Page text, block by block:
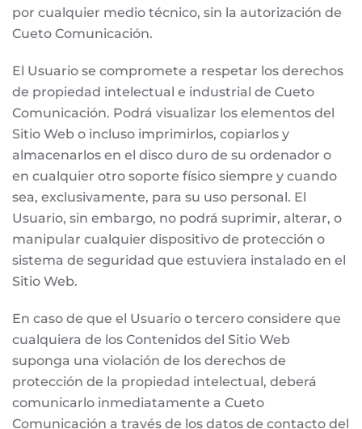
por cualquier medio técnico, sin la autorización de
Cueto Comunicación.
El Usuario se compromete a respetar los derechos
de propiedad intelectual e industrial de Cueto
Comunicación. Podrá visualizar los elementos del
Sitio Web o incluso imprimirlos, copiarlos y
almacenarlos en el disco duro de su ordenador o
en cualquier otro soporte físico siempre y cuando
sea, exclusivamente, para su uso personal. El
Usuario, sin embargo, no podrá suprimir, alterar, o
manipular cualquier dispositivo de protección o
sistema de seguridad que estuviera instalado en el
Sitio Web.
En caso de que el Usuario o tercero considere que
cualquiera de los Contenidos del Sitio Web
suponga una violación de los derechos de
protección de la propiedad intelectual, deberá
comunicarlo inmediatamente a Cueto
Comunicación a través de los datos de contacto del